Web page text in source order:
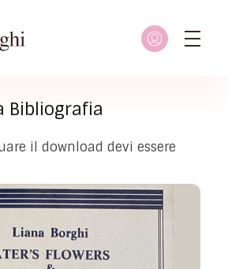
Bibliografia
il download devi essere